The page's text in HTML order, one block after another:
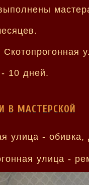
10 дней.
В МАСТЕРСКОЙ